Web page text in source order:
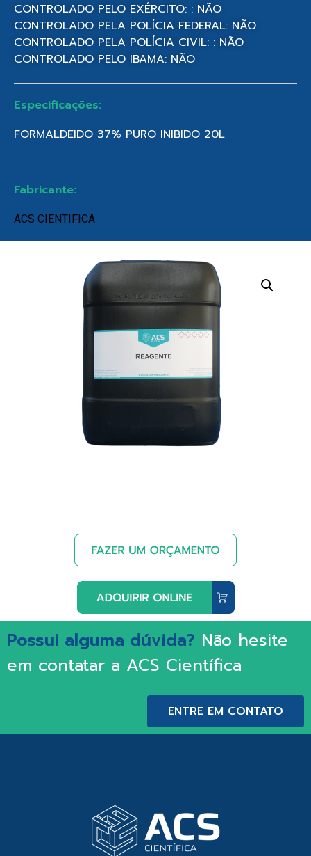
CONTROLADO PELO EXÉRCITO: : NÃO
CONTROLADO PELA POLÍCIA FEDERAL: NÃO
CONTROLADO PELA POLÍCIA CIVIL: : NÃO
CONTROLADO PELO IBAMA: NÃO
Especificações:
FORMALDEIDO 37% PURO INIBIDO 20L
Fabricante:
ACS CIENTIFICA
Possui alguma dúvida? Não hesite
em contatar a ACS Científica
ENTRE EM CONTATO